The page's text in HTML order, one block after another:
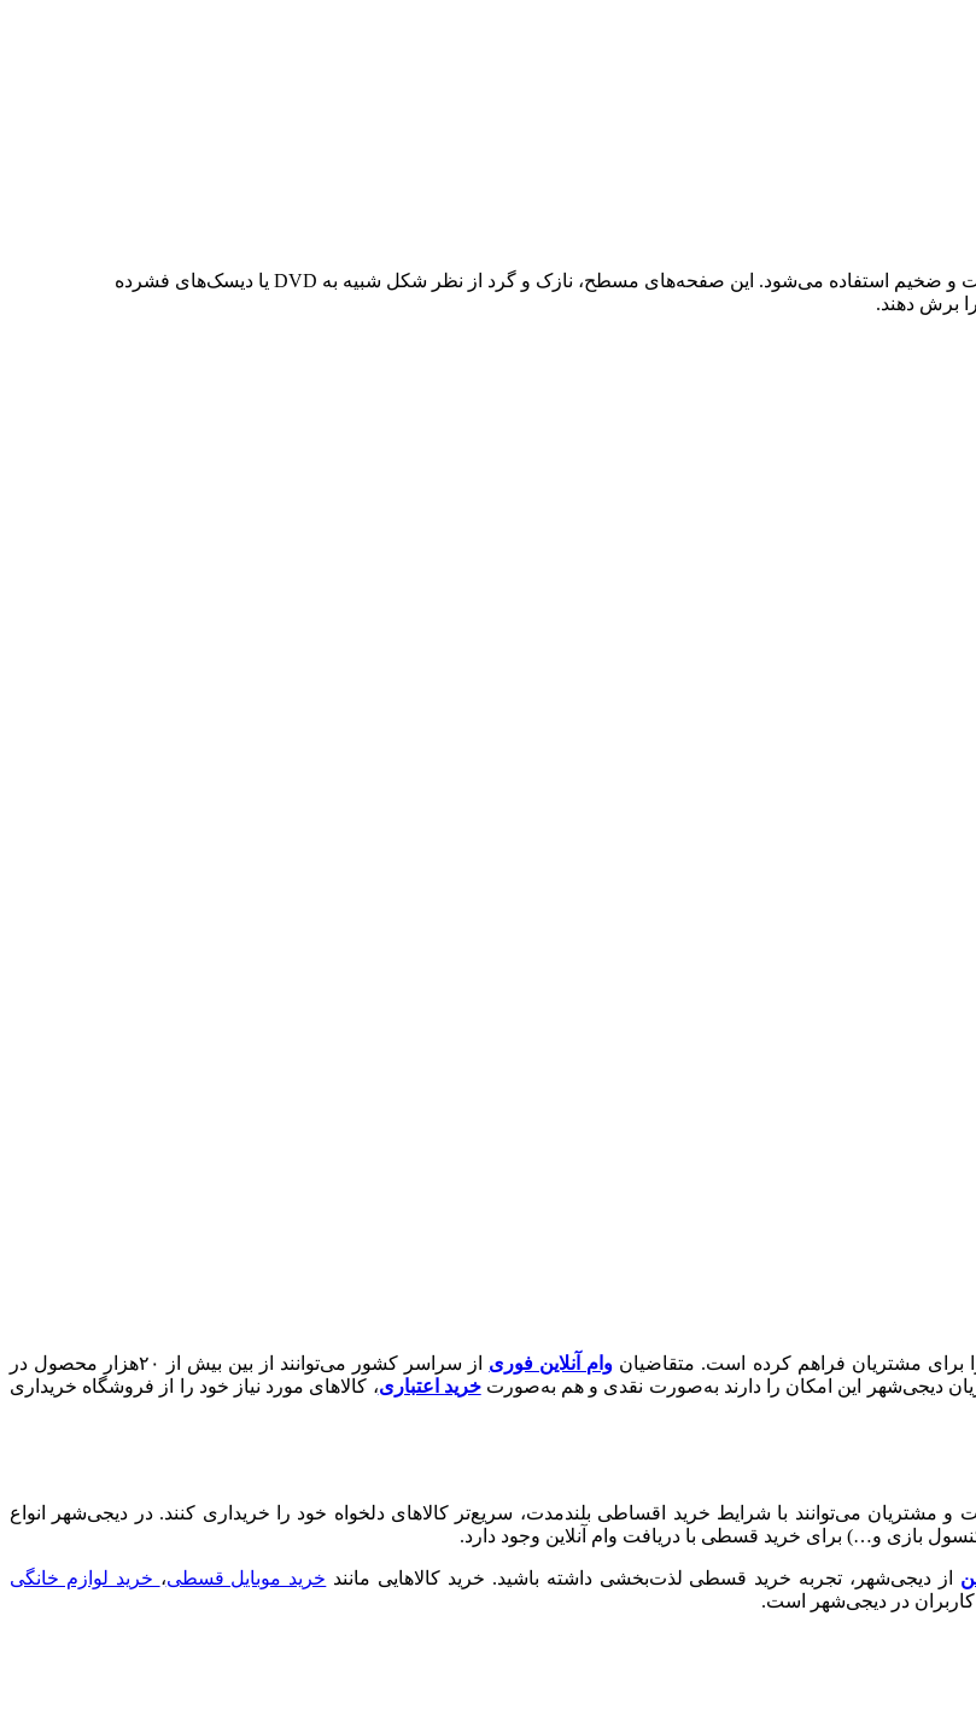
صفحه‌ برش به‌عنوان بخشی از ابزارهایی مانند آسیاب زاویه‌ای برای برش مواد سخت و ضخیم استفاده می‌شود. این صفحه‌های مسطح، نازک و گرد از نظر شکل شبیه به DVD یا دیسک‌های فشرده
برش دهند.
برای مشتریان فراهم کرده است. متقاضیان وام آنلاین فوری
از سراسر کشور می‌توانند از بین بیش از ۲۰هزار محصول در
دیجی‌شهر این امکان را دارند به‌صورت نقدی و هم به‌صورت خرید اعتباری، کالاهای مورد نیاز خود را از فروشگاه خریداری
می‌توانند با شرایط خرید اقساطی بلندمدت، سریع‌تر کالاهای دلخواه خود را خریداری کنند. در دیجی‌شهر انواع
بازی و…) برای خرید قسطی با دریافت وام آنلاین وجود دارد.
از دیجی‌شهر، تجربه خرید قسطی لذت‌بخشی داشته باشید. خرید کالا‌هایی مانند خرید موبایل قسطی، خرید لوازم خانگی
در دیجی‌شهر است.